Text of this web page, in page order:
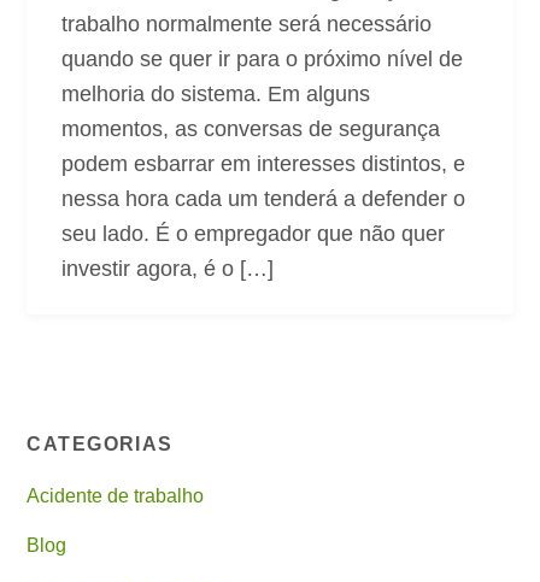
trabalho normalmente será necessário
quando se quer ir para o próximo nível de
melhoria do sistema. Em alguns
momentos, as conversas de segurança
podem esbarrar em interesses distintos, e
nessa hora cada um tenderá a defender o
seu lado. É o empregador que não quer
investir agora, é o […]
CATEGORIAS
Acidente de trabalho
Blog